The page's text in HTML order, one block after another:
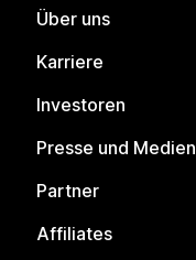
Über uns
Karriere
Investoren
Presse und Medien
Partner
Affiliates